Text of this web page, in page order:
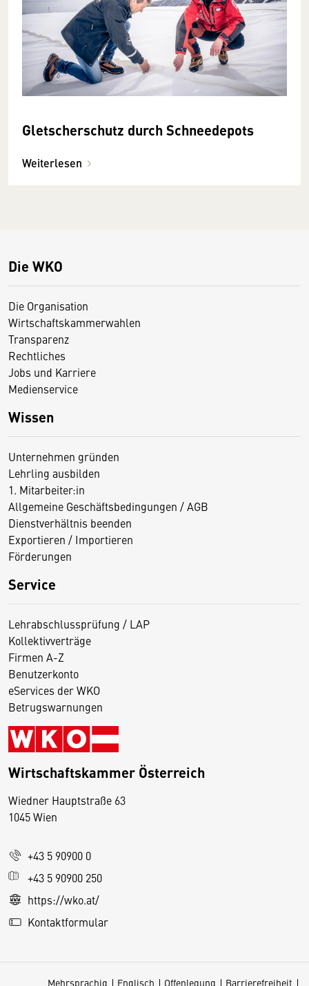
Gletscherschutz durch Schneedepots
Weiterlesen
Die WKO
Die Organisation
Wirtschaftskammerwahlen
Transparenz
Rechtliches
Jobs und Karriere
Medienservice
Wissen
Unternehmen gründen
Lehrling ausbilden
1. Mitarbeiter:in
Allgemeine Geschäftsbedingungen / AGB
Dienstverhältnis beenden
Exportieren / Importieren
Förderungen
Service
Lehrabschlussprüfung / LAP
Kollektivverträge
Firmen A-Z
Benutzerkonto
eServices der WKO
Betrugswarnungen
Wirtschaftskammer Österreich
Wiedner Hauptstraße 63
1045 Wien
+43 5 90900 0
+43 5 90900 250
https://wko.at/
Kontaktformular
Mehrsprachig Englisch Offenlegung Barrierefreiheit
D
s
e
S
e